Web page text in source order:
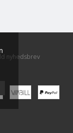
nyhedsbrev